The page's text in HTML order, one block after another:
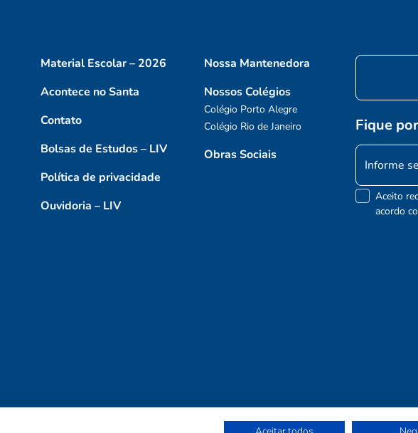
Material Escolar – 2026
Acontece no Santa
Contato
Bolsas de Estudos – LIV
Política de privacidade
Ouvidoria – LIV
Nossa Mantenedora
Nossos Colégios
Colégio Porto Alegre
Colégio Rio de Janeiro
Obras Sociais
Fique
Aceito
acordo